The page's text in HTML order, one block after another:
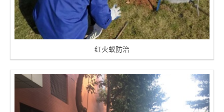
红火蚁防治